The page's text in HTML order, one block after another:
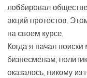
лоббировал
акций протестов.
на своем курсе.
Когда я начал
бизнесменам,
оказалось, никому из